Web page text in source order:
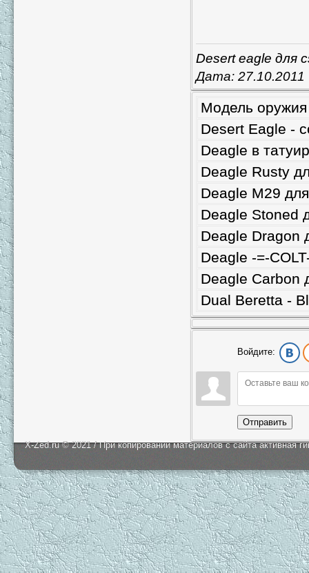
Desert eagle для
Дата: 27.10.2011
Модель
Desert Eagle -
Deagle в
Deagle Rusty
Deagle M29
Deagle Stoned
Deagle Dragon
Deagle -=-
Deagle Carbon
Dual Beretta -
Войдите:
Отправить
X-Zed.ru © 2021 / При копировании материалов с сайта активная